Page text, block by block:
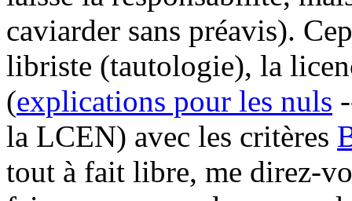
caviarder sans préavis).
libriste (tautologie), la
(explications pour les nuls
la LCEN) avec les critères
tout à fait libre, me direz-